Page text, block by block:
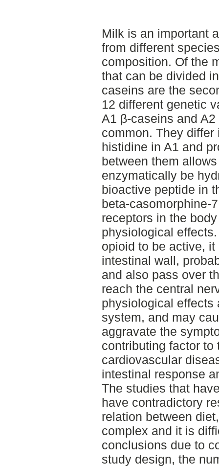
Milk is an important
from different
composition. Of the
that can be divided
caseins are the
12 different genetic
A1 β-caseins and
common. They
histidine in A1 and
between them
enzymatically be
bioactive peptide in
beta-casomorphine-
receptors in the
physiological
opioid to be active,
intestinal wall,
and also pass over
reach the central
physiological effects
system, and may
aggravate the
contributing factor to
cardiovascular
intestinal response
The studies that
have contradictory
relation between
complex and it is
conclusions due to
study design, the